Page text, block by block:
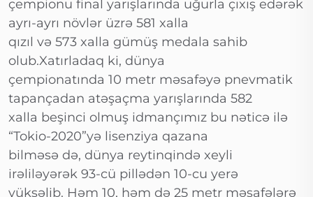
çempionu final yarışlarında uğurla çıxış edərək
ayrı-ayrı növlər üzrə 581 xalla
qızıl və 573 xalla gümüş medala sahib
olub.Xatırladaq ki, dünya
çempionatında 10 metr məsafəyə pnevmatik
tapançadan atəşaçma yarışlarında 582
xalla beşinci olmuş idmançımız bu nəticə ilə
“Tokio-2020”yə lisenziya qazana
bilməsə də, dünya reytinqində xeyli
irəliləyərək 93-cü pillədən 10-cu yerə
yüksəlib. Həm 10, həm də 25 metr məsafələrə